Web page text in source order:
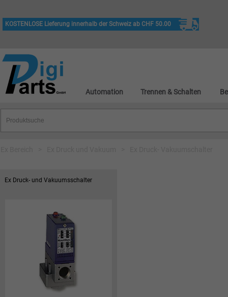
KOSTENLOSE Lieferung innerhalb der Schweiz ab CHF 50.00
Automation Trennen & Schalten
Ex Druck- und Vakuumsschalter